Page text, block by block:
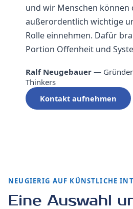
und wir Menschen können
außerordentlich wichtige
Rolle einnehmen. Dafür
Portion Offenheit und
Ralf Neugebauer —
Thinkers
Kontakt aufnehmen
NEUGIERIG AUF KÜNSTLICHE
Eine Auswahl